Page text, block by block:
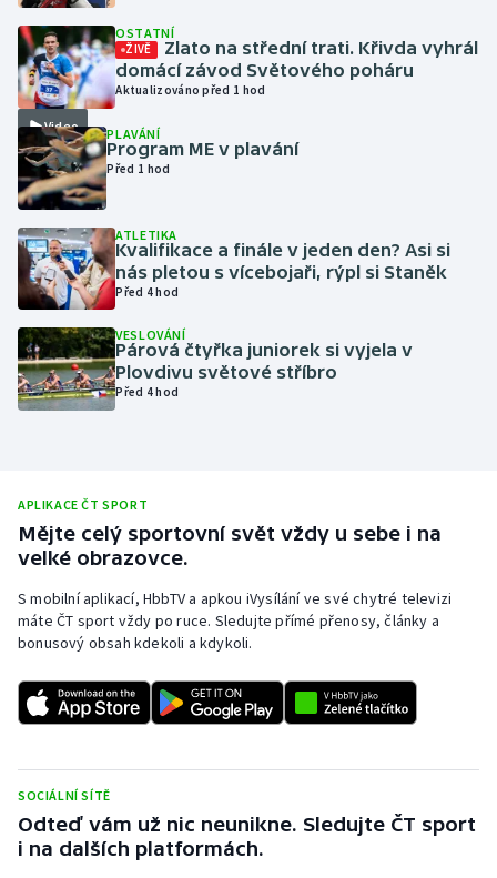
Krasobruslení
Lezení
Lyže a snowboard
Moderní pětiboj
Motorsport
Olympijské hry
Parasport
Plavání
Rychlobruslení
Rychlostní kanoistika
Short track
Sportovní střelba
Triatlon
Video
OSTATNÍ
ŽIVĚ
Zlato na střední trati. Křivda vyhrál
domácí závod Světového poháru
Aktualizováno před 1 hod
PLAVÁNÍ
Program ME v plavání
Před 1 hod
ATLETIKA
Kvalifikace a finále v jeden den? Asi si
nás pletou s vícebojaři, rýpl si Staněk
Před 4 hod
VESLOVÁNÍ
Párová čtyřka juniorek si vyjela v
Plovdivu světové stříbro
Před 4 hod
APLIKACE ČT SPORT
Mějte celý sportovní svět vždy u sebe i na
velké obrazovce.
S mobilní aplikací, HbbTV a apkou iVysílání ve své chytré televizi
máte ČT sport vždy po ruce. Sledujte přímé přenosy, články a
bonusový obsah kdekoli a kdykoli.
SOCIÁLNÍ SÍTĚ
Odteď vám už nic neunikne. Sledujte ČT sport
i na dalších platformách.